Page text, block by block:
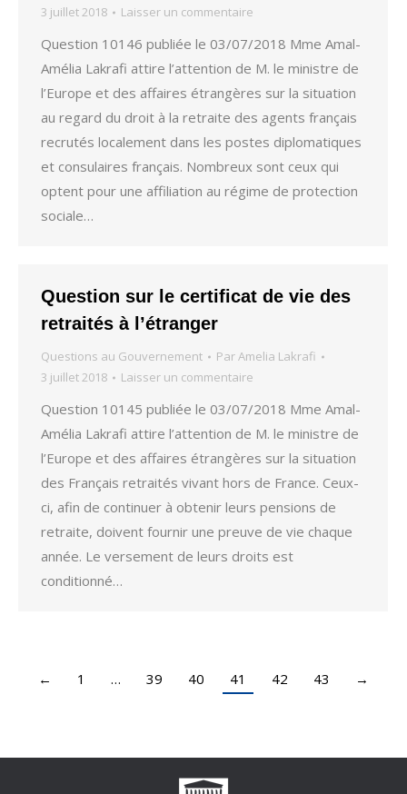
3 juillet 2018
Laisser un commentaire
Question 10146 publiée le 03/07/2018 Mme Amal-
Amélia Lakrafi attire l’attention de M. le ministre de
l’Europe et des affaires étrangères sur la situation
au regard du droit à la retraite des agents français
recrutés localement dans les postes diplomatiques
et consulaires français. Nombreux sont ceux qui
optent pour une affiliation au régime de protection
sociale…
Question sur le certificat de vie des
retraités à l’étranger
Questions au Gouvernement ParAmelia Lakrafi
3 juillet 2018
Laisser un commentaire
Question 10145 publiée le 03/07/2018 Mme Amal-
Amélia Lakrafi attire l’attention de M. le ministre de
l’Europe et des affaires étrangères sur la situation
des Français retraités vivant hors de France. Ceux-
ci, afin de continuer à obtenir leurs pensions de
retraite, doivent fournir une preuve de vie chaque
année. Le versement de leurs droits est
conditionné…
← 1 … 39 40 41 42 43 →